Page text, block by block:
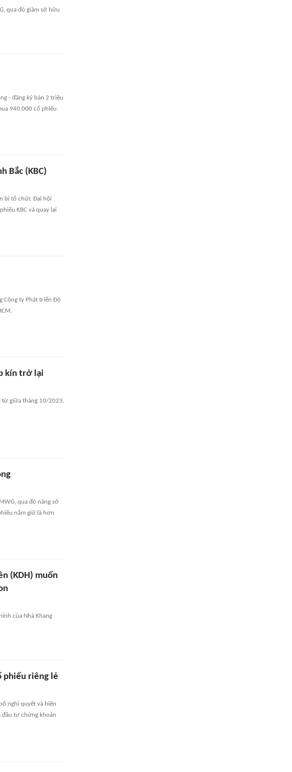
qua đó giảm sở hữu
- đăng ký bán 2 triệu
940.000 cổ phiếu
Bắc (KBC)
bị tổ chức Đại hội
KBC và quay lại
Công ty Phát triển Đô
kín trở lại
từ giữa tháng 10/2023.
qua đó nâng sở
nắm giữ là hơn
(KDH) muốn
của Nhà Khang
phiếu riêng lẻ
nghị quyết và biên
đầu tư chứng khoán